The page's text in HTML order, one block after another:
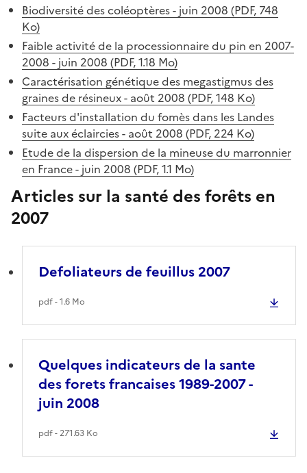
Biodiversité des coléoptères - juin 2008 (PDF, 748
Ko)
Faible activité de la processionnaire du pin en 2007-
2008 - juin 2008 (PDF, 1.18 Mo)
Caractérisation génétique des megastigmus des
graines de résineux - août 2008 (PDF, 148 Ko)
Facteurs d'installation du fomès dans les Landes
suite aux éclaircies - août 2008 (PDF, 224 Ko)
Etude de la dispersion de la mineuse du marronnier
en France - juin 2008 (PDF, 1.1 Mo)
Articles sur la santé des forêts en
2007
Defoliateurs de feuillus 2007
pdf - 1.6 Mo
Quelques indicateurs de la sante
des forets francaises 1989-2007 -
juin 2008
pdf - 271.63 Ko